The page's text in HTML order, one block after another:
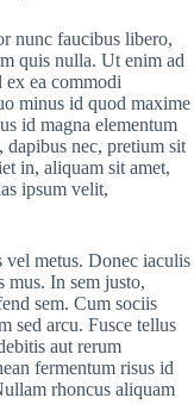
nunc faucibus libero,
quis nulla. Ut enim ad
ea commodi
minus id quod maxime
id magna elementum
nec, pretium sit
in, aliquam sit amet,
ipsum velit,
vel metus. Donec iaculis
mus. In sem justo,
sem. Cum sociis
sed arcu. Fusce tellus
aut rerum
fermentum risus id
rhoncus aliquam